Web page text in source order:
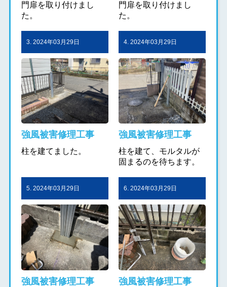
門扉を取り付けまし
た。
門扉を取り付けまし
た。
3. 2024年03月29日
強風被害修理工事
柱を建てました。
4. 2024年03月29日
強風被害修理工事
柱を建て、モルタルが
固まるのを待ちます。
5. 2024年03月29日
強風被害修理工事
6. 2024年03月29日
強風被害修理工事